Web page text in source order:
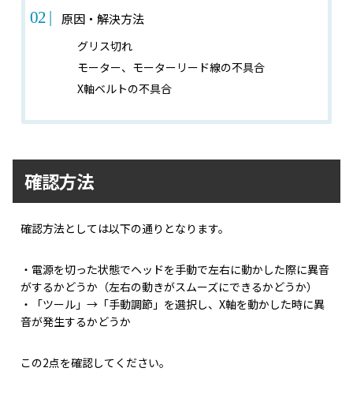
原因・解決方法
グリス切れ
モーター、モーターリード線の不具合
X軸ベルトの不具合
確認方法
確認方法としては以下の通りとなります。
・電源を切った状態でヘッドを手動で左右に動かした際に異音
がするかどうか（左右の動きがスムーズにできるかどうか）
・「ツール」→「手動調節」を選択し、X軸を動かした時に異
音が発生するかどうか
この2点を確認してください。